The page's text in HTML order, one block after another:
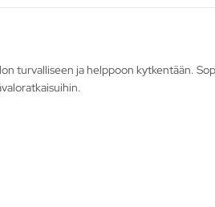
turvalliseen ja helppoon kytkentään.